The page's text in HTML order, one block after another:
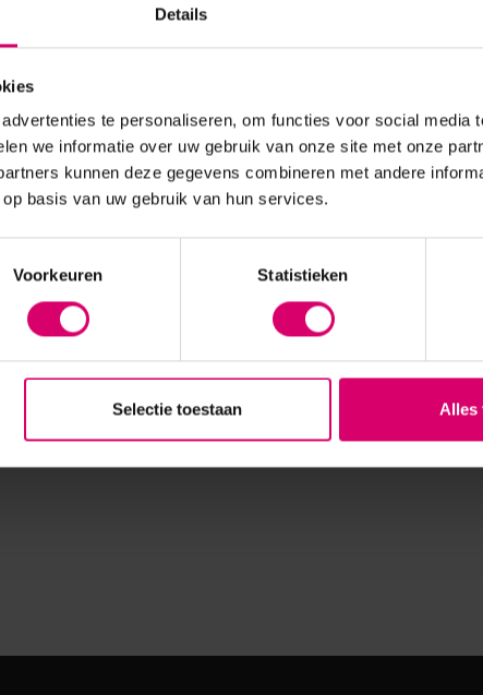
Details
te personaliseren, om functies voor social media
we informatie over uw gebruik van onze site met onze
kunnen deze gegevens combineren met andere
basis van uw gebruik van hun services.
Voorkeuren Statistieken
Selectie toestaan Alles